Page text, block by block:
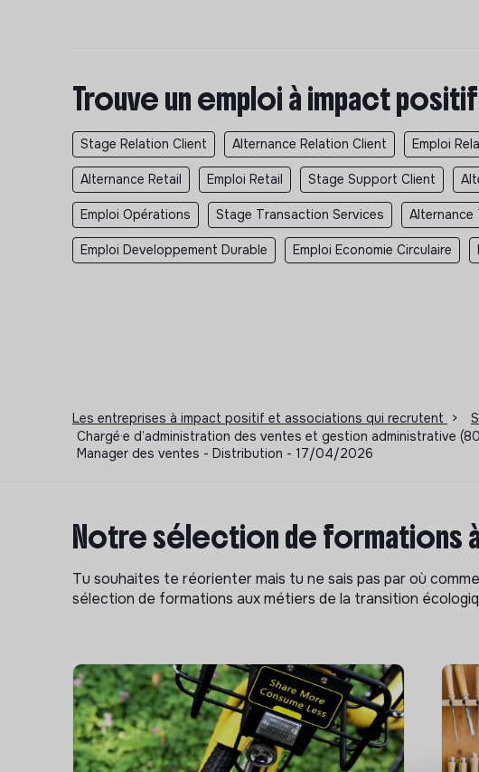
Trouve un emploi à impact
Stage Relation Client Alternance Relation Client Emploi
Alternance Retail Emploi Retail Stage Support Client
Emploi Opérations Stage Transaction Services Alternance
Emploi Developpement Durable Emploi Economie Circulaire
Les entreprises à impact positif et associations qui recrutent >
Chargé·e d’administration des ventes et gestion administrative
Manager des ventes - Distribution - 17/04/2026
Notre sélection de formations
Tu souhaites te réorienter mais tu ne sais pas par où
sélection de formations aux métiers de la transition